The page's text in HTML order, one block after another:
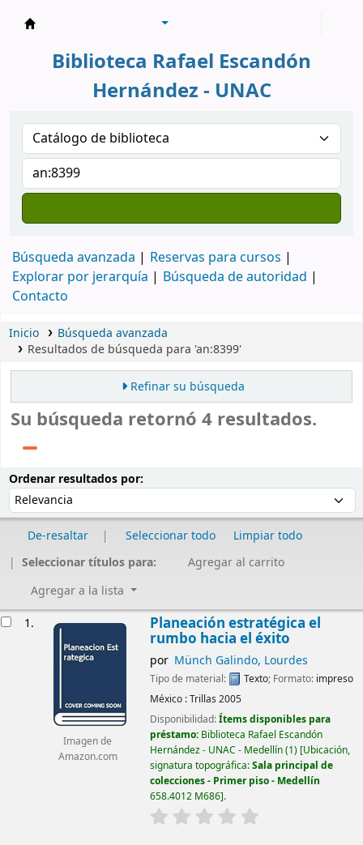
Biblioteca Rafael Escandón
Hernández - UNAC
Búsqueda avanzada
Reservas para cursos
Explorar por jerarquía
Búsqueda de autoridad
Contacto
Inicio
Búsqueda avanzada
Resultados de búsqueda para 'an:8399'
Refinar su búsqueda
Su búsqueda retornó 4 resultados.
Ordenar resultados por:
De-resaltar Seleccionar todo
Limpiar todo
Seleccionar títulos para:
Agregar al carrito
Agregar a la lista
1.
Imagen de
Amazon.com
Planeación estratégica el
rumbo hacia el éxito
por Münch Galindo, Lourdes
Tipo de material: Texto; Formato: impreso
México :Trillas 2005
Disponibilidad:Ítems disponibles para
préstamo: Biblioteca Rafael Escandón
Hernández - UNAC - Medellín(1) Ubicación,
signatura topográfica:Sala principal de
colecciones - Primer piso - Medellín
658.4012 M686 .
valoración